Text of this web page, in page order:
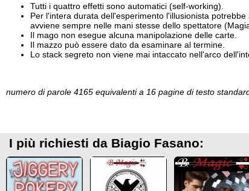
Tutti i quattro effetti sono automatici (self-working).
Per l'intera durata dell'esperimento l'illusionista
avviene sempre nelle mani stesse dello spettatore
Il mago non esegue alcuna manipolazione delle carte.
Il mazzo può essere dato da esaminare al termine.
Lo stack segreto non viene mai intaccato nell'arco
numero di parole 4165 equivalenti a 16 pagine di testo
I più richiesti da Biagio Fasano: